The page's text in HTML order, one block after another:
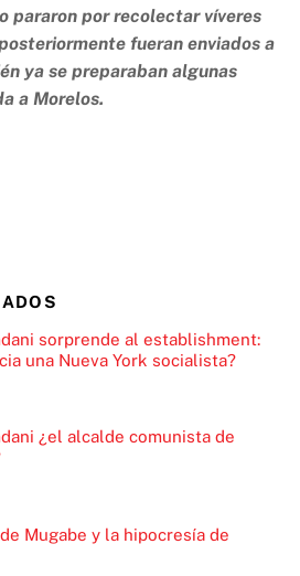
pararon por recolectar víveres
fueran enviados a
ya se preparaban algunas
a Morelos.
sorprende al establishment:
una Nueva York socialista?
¿el alcalde comunista de
Mugabe y la hipocresía de